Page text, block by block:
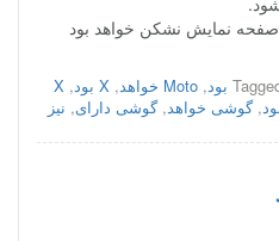
, Moto خواهد , X بود ,
X
,گوشی خواهد,گوشی دارای, نیز